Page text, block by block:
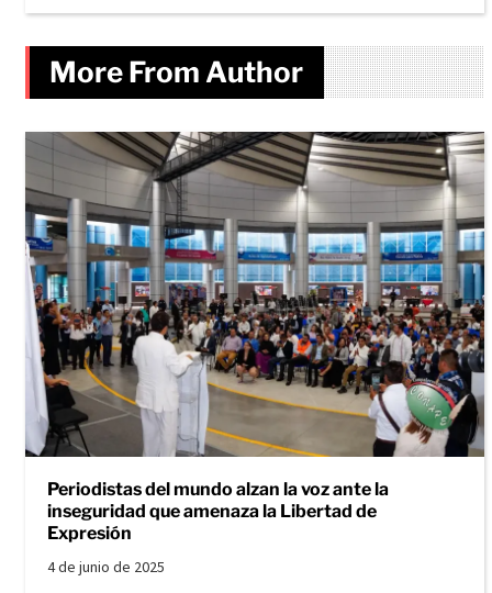
More From Author
Periodistas del mundo alzan la voz ante la
inseguridad que amenaza la Libertad de
Expresión
4 de junio de 2025